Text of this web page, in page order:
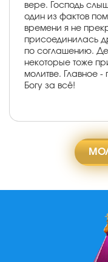
вере. Господь
один из фактов
времени я не
присоединилась
по соглашению.
некоторые тоже
молитве. Главное -
Богу за всё!